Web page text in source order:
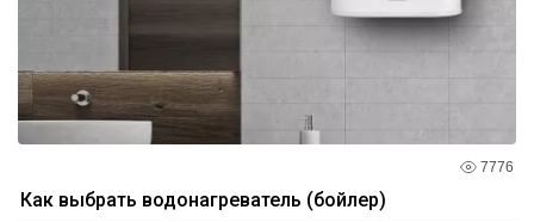
7776
Как выбрать водонагреватель (бойлер)